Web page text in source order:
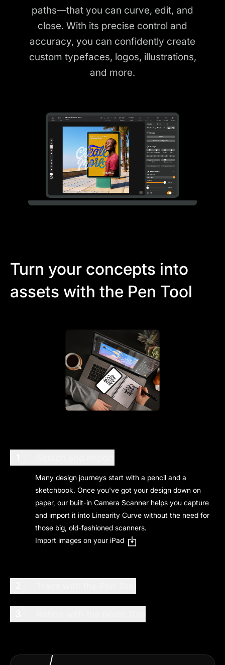
paths—that you can curve, edit, and
close. With its precise control and
accuracy, you can confidently create
custom typefaces, logos, illustrations,
and more.
Turn your concepts into
assets with the Pen Tool
Many design journeys start with a pencil and a
sketchbook. Once you've got your design down on
paper, our built-in Camera Scanner helps you capture
and import it into Linearity Curve without the need for
those big, old-fashioned scanners.
Import images on your iPad